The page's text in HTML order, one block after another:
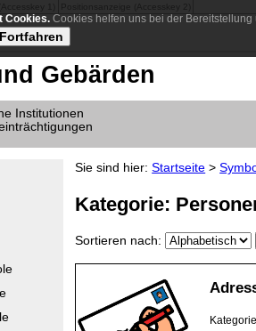
Cookies.Cookies helfen uns bei der
Fortfahren
Gebärden
Institutionen
Sie sind hier:Startseite >
Kategorie:
Sortieren nach: